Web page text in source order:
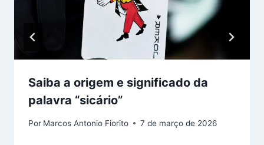
Saiba a origem e significado da
palavra “sicário”
Por Marcos Antonio Fiorito 7 de março de 2026